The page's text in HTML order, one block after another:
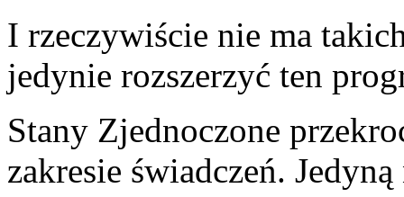
I rzeczywiście nie ma
jedynie rozszerzyć ten
Stany Zjednoczone
zakresie świadczeń.